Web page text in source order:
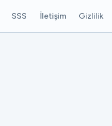
SSS İletişim Gizlilik